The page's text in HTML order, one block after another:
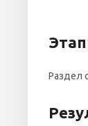
Раздел